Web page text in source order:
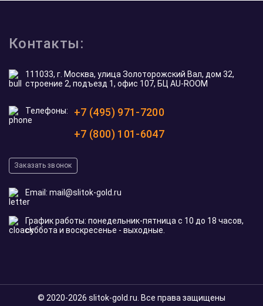
Контакты:
111033, г. Москва, улица Золоторожский Вал, дом 32,
строение 2, подъезд 1, офис 107, БЦ AU-ROOM
Телефоны:
+7 (495) 971-7200
+7 (800) 101-6047
Заказать звонок
Email: mail@slitok-gold.ru
График работы: понедельник-пятница с 10 до 18 часов,
суббота и воскресенье - выходные.
© 2020-2026 slitok-gold.ru. Все права защищены